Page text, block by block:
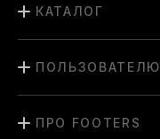
КАТАЛОГ
ПОЛЬЗОВАТЕЛЮ
ПРО FOOTERS